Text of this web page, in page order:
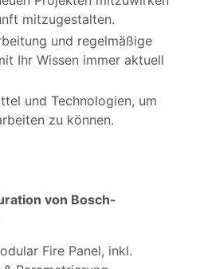
mitzugestalten.
und regelmäßige
Ihr Wissen immer aktuell
und Technologien, um
zu können.
von Bosch-
Fire Panel, inkl.